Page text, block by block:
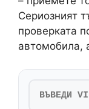
Сериозният
проверката
автомобила,